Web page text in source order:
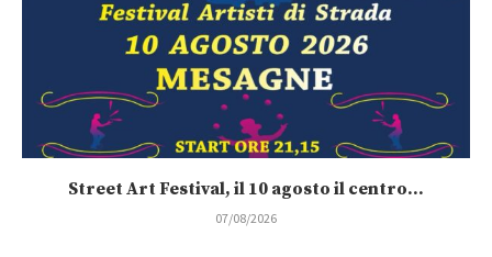
Street Art Festival, il 10 agosto il centro...
07/08/2026